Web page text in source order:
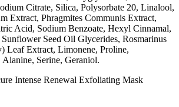
Citrate, Silica, Polysorbate 20, Linalool,
Extract, Phragmites Communis Extract,
Acid, Sodium Benzoate, Hexyl Cinnamal,
Seed Oil Glycerides, Rosmarinus
Leaf Extract, Limonene, Proline,
Serine, Geraniol.